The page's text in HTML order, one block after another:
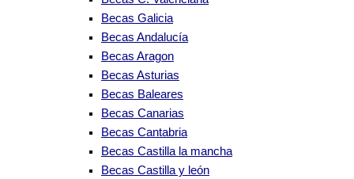
Becas Galicia
Becas Andalucía
Becas Aragon
Becas Asturias
Becas Baleares
Becas Canarias
Becas Cantabria
Becas Castilla la mancha
Becas Castilla y león